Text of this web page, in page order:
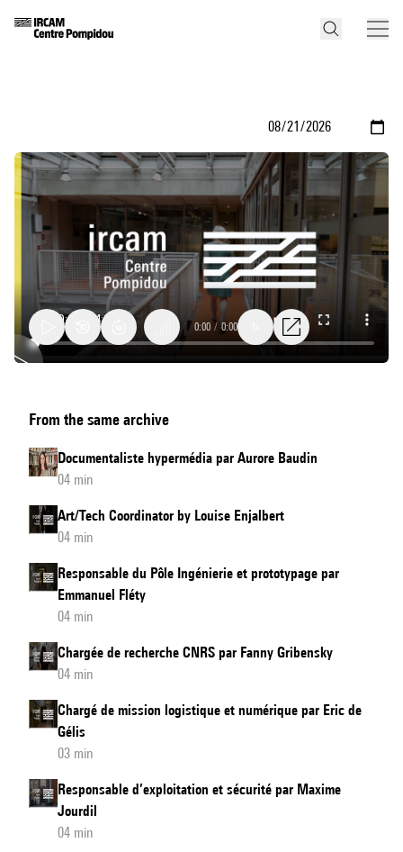
and
Innovation
Coordinator
Sylvie
Benoit
0:00 / 0:00
From the same archive
Documentaliste hypermédia par Aurore Baudin
04 min
Art/Tech Coordinator by Louise Enjalbert
04 min
Responsable du Pôle Ingénierie et prototypage par
Emmanuel Fléty
04 min
Chargée de recherche CNRS par Fanny Gribensky
04 min
Chargé de mission logistique et numérique par Eric de
Gélis
03 min
Responsable d’exploitation et sécurité par Maxime
Jourdil
04 min